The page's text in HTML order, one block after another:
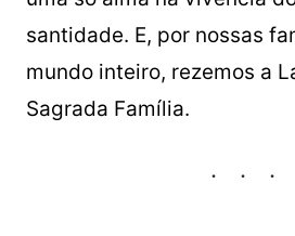
santidade. E, por nossas
mundo inteiro, rezemos a
Sagrada Família.